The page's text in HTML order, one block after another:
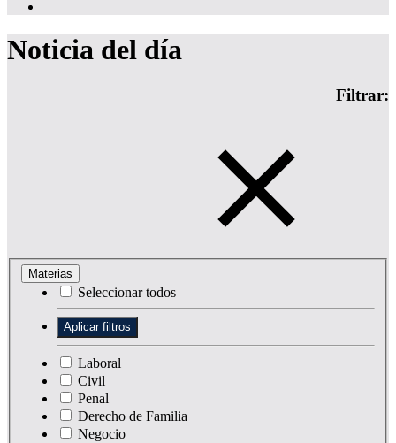
Noticia del día
Filtrar:
Materias
Seleccionar todos
Laboral
Civil
Penal
Derecho de Familia
Negocio